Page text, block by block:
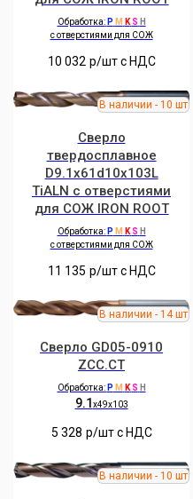
Обработка: P M K S H
с отверстиями для СОЖ
10 032 р/шт c НДС
Сверло
твердосплавное
D9.1x61d10x103L
TiALN с отверстиями
для СОЖ IRON ROOT
Обработка: P M K S H
с отверстиями для СОЖ
11 135 р/шт c НДС
Сверло GD05-0910
ZCC.CT
Обработка: P M K S H
9.1 x49x103
5 328 р/шт c НДС